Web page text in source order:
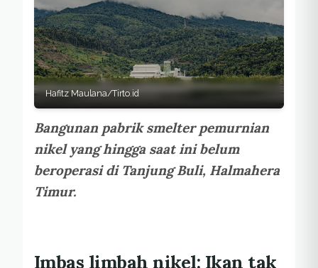
Hafitz Maulana/Tirto.id
Bangunan pabrik smelter pemurnian
nikel yang hingga saat ini belum
beroperasi di Tanjung Buli, Halmahera
Timur.
Imbas limbah nikel: Ikan tak